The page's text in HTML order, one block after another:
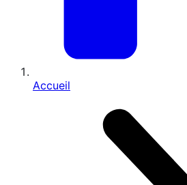
Accueil